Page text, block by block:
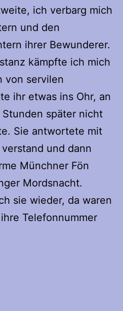
ich verbarg mich
und den
ihrer Bewunderer.
kämpfte ich mich
von servilen
ihr etwas ins Ohr, an
später nicht
Sie antwortete mit
und dann
Münchner Fön
Mordsnacht.
sie wieder, da waren
Telefonnummer